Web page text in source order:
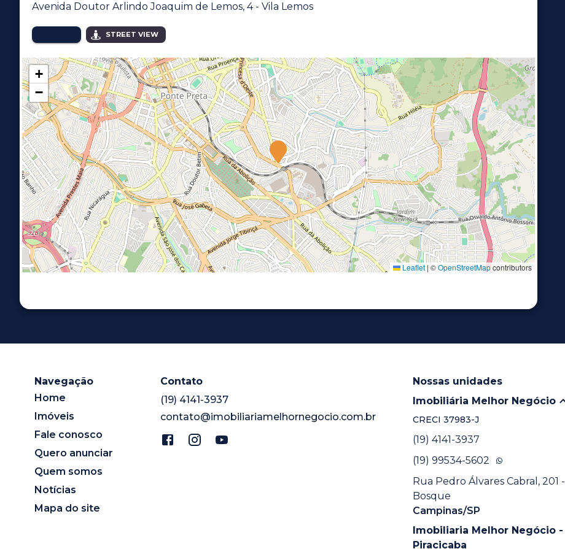
Avenida Doutor Arlindo Joaquim de Lemos, 4 - Vila Lemos
STREET VIEW
+
−
Leaflet | ©OpenStreetMapcontributors
Navegação
Home
Imóveis
Fale conosco
Quero anunciar
Quem somos
Notícias
Mapa do site
Contato
(19) 4141-3937
contato@imobiliariamelhornegocio.com.br
Nossas unidades
Imobiliária Melhor Negócio
CRECI 37983-J
(19) 4141-3937
(19) 99534-5602
Rua Pedro Álvares Cabral, 201 -
Bosque
Campinas/SP
Imobiliaria Melhor Negócio -
Piracicaba